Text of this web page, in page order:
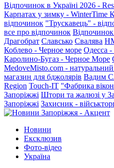
Відпочинок в Україні 2026 -
Карпатах у зимку - WinterTime
відпочинок "Трускавець" -
все про відпочинок
Драгобрат Славсько Свалява
Коблево - Черное море Одесса
Каролино-Бугаз - Черное Море
MedoveMisto.com -
магазин для бджолярів Вадим
Region Touch-IT "Фабрика
Запоріжжі Штори та жалюзі у
Запоріжжі Захисник -
Новини
Ексклюзив
Фото-відео
Україна